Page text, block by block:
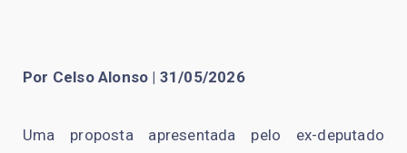
Por Celso Alonso | 31/05/2026
Uma proposta apresentada pelo ex-deputado